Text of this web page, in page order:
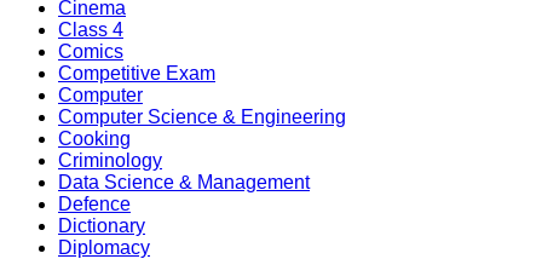
Cinema
Class 4
Comics
Competitive Exam
Computer
Computer Science & Engineering
Cooking
Criminology
Data Science & Management
Defence
Dictionary
Diplomacy